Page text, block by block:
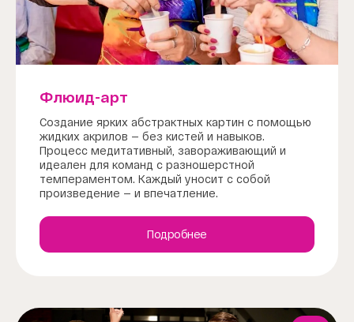
Флюид-арт
Создание ярких абстрактных картин с помощью
жидких акрилов — без кистей и навыков.
Процесс медитативный, завораживающий и
идеален для команд с разношерстной
темпераментом. Каждый уносит с собой
произведение — и впечатление.
Подробнее